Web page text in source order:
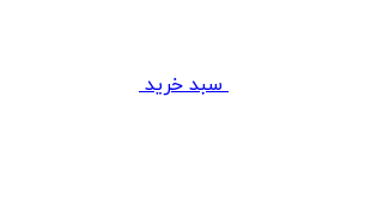
سبد خرید